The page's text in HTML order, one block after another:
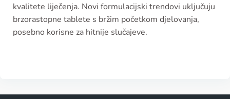
kvalitete liječenja. Novi formulacijski trendovi uključuju
brzorastopne tablete s bržim početkom djelovanja,
posebno korisne za hitnije slučajeve.